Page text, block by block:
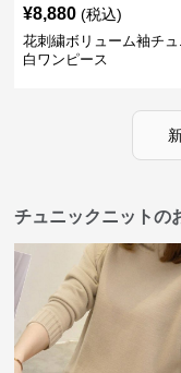
¥8,880 (税込)
花刺繍ボリューム袖チュ
白ワンピース
チュニックニットの